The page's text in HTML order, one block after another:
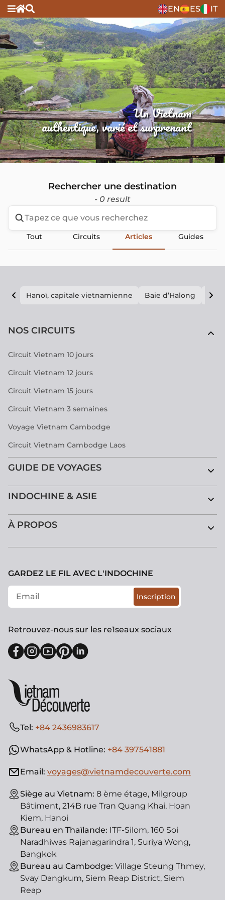
EN ES IT
Un Vietnam
authentique, varié et surprenant
Rechercher une destination
- 0 result
Tout Circuits Articles Guides
Hanoï, capitale vietnamienne Baie d’Halong E
NOS CIRCUITS
Circuit Vietnam 10 jours
Circuit Vietnam 12 jours
Circuit Vietnam 15 jours
Circuit Vietnam 3 semaines
Voyage Vietnam Cambodge
Circuit Vietnam Cambodge Laos
GUIDE DE VOYAGES
INDOCHINE & ASIE
À PROPOS
Tel: +84 2436983617
WhatsApp & Hotline: +84 397541881
Email: voyages@vietnamdecouverte.com
Siège au Vietnam: 8 ème étage, Milgroup
Bâtiment, 214B rue Tran Quang Khai, Hoan
Kiem, Hanoi
Bureau en Thaïlande: ITF-Silom, 160 Soi
Naradhiwas Rajanagarindra 1, Suriya Wong,
Bangkok
Bureau au Cambodge: Village Steung Thmey,
Svay Dangkum, Siem Reap District, Siem
Reap
GARDEZ LE FIL AVEC L'INDOCHINE
Inscription
Retrouvez-nous sur les re1seaux sociaux